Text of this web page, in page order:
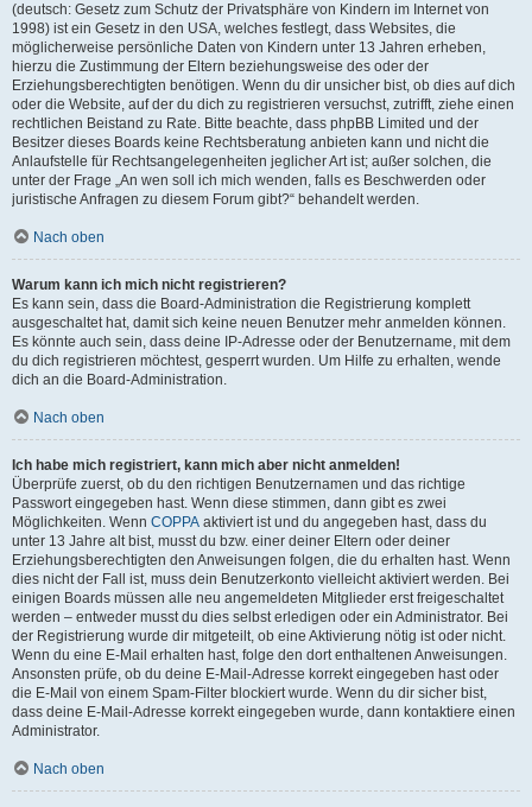
(deutsch: Gesetz zum Schutz der Privatsphäre von Kindern im Internet von
1998) ist ein Gesetz in den USA, welches festlegt, dass Websites, die
möglicherweise persönliche Daten von Kindern unter 13 Jahren erheben,
hierzu die Zustimmung der Eltern beziehungsweise des oder der
Erziehungsberechtigten benötigen. Wenn du dir unsicher bist, ob dies auf dich
oder die Website, auf der du dich zu registrieren versuchst, zutrifft, ziehe einen
rechtlichen Beistand zu Rate. Bitte beachte, dass phpBB Limited und der
Besitzer dieses Boards keine Rechtsberatung anbieten kann und nicht die
Anlaufstelle für Rechtsangelegenheiten jeglicher Art ist; außer solchen, die
unter der Frage „An wen soll ich mich wenden, falls es Beschwerden oder
juristische Anfragen zu diesem Forum gibt?“ behandelt werden.
Nach oben
Warum kann ich mich nicht registrieren?
Es kann sein, dass die Board-Administration die Registrierung komplett
ausgeschaltet hat, damit sich keine neuen Benutzer mehr anmelden können.
Es könnte auch sein, dass deine IP-Adresse oder der Benutzername, mit dem
du dich registrieren möchtest, gesperrt wurden. Um Hilfe zu erhalten, wende
dich an die Board-Administration.
Nach oben
Ich habe mich registriert, kann mich aber nicht anmelden!
Überprüfe zuerst, ob du den richtigen Benutzernamen und das richtige
Passwort eingegeben hast. Wenn diese stimmen, dann gibt es zwei
Möglichkeiten. Wenn COPPA aktiviert ist und du angegeben hast, dass du
unter 13 Jahre alt bist, musst du bzw. einer deiner Eltern oder deiner
Erziehungsberechtigten den Anweisungen folgen, die du erhalten hast. Wenn
dies nicht der Fall ist, muss dein Benutzerkonto vielleicht aktiviert werden. Bei
einigen Boards müssen alle neu angemeldeten Mitglieder erst freigeschaltet
werden – entweder musst du dies selbst erledigen oder ein Administrator. Bei
der Registrierung wurde dir mitgeteilt, ob eine Aktivierung nötig ist oder nicht.
Wenn du eine E-Mail erhalten hast, folge den dort enthaltenen Anweisungen.
Ansonsten prüfe, ob du deine E-Mail-Adresse korrekt eingegeben hast oder
die E-Mail von einem Spam-Filter blockiert wurde. Wenn du dir sicher bist,
dass deine E-Mail-Adresse korrekt eingegeben wurde, dann kontaktiere einen
Administrator.
Nach oben